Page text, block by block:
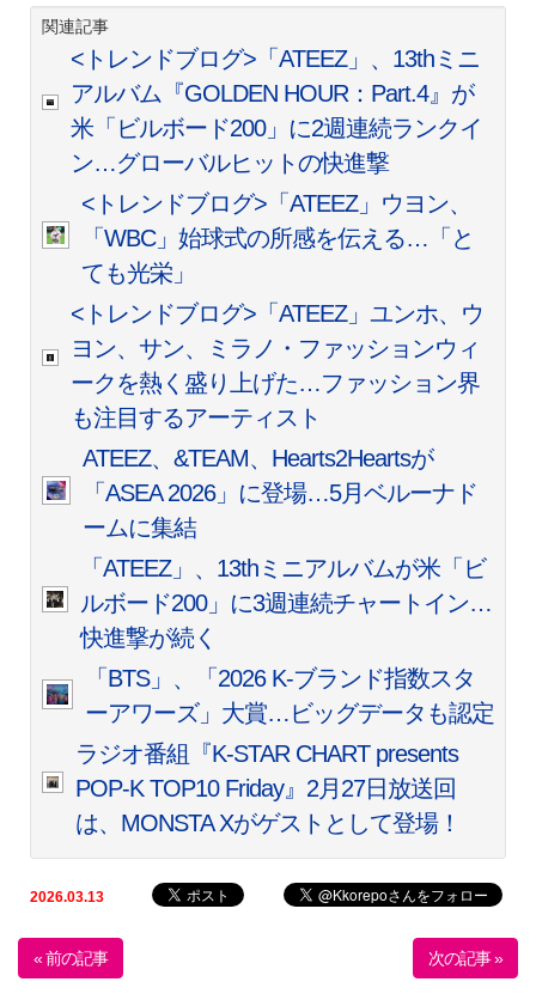
関連記事
<トレンドブログ>「ATEEZ」、13thミニ
アルバム『GOLDEN HOUR：Part.4』が
米「ビルボード200」に2週連続ランクイ
ン…グローバルヒットの快進撃
<トレンドブログ>「ATEEZ」ウヨン、
「WBC」始球式の所感を伝える…「と
ても光栄」
<トレンドブログ>「ATEEZ」ユンホ、ウ
ヨン、サン、ミラノ・ファッションウィ
ークを熱く盛り上げた…ファッション界
も注目するアーティスト
ATEEZ、&TEAM、Hearts2Heartsが
「ASEA 2026」に登場…5月ベルーナド
ームに集結
「ATEEZ」、13thミニアルバムが米「ビ
ルボード200」に3週連続チャートイン…
快進撃が続く
「BTS」、「2026 K-ブランド指数スタ
ーアワーズ」大賞…ビッグデータも認定
ラジオ番組『K-STAR CHART presents
POP-K TOP10 Friday』2月27日放送回
は、MONSTA Xがゲストとして登場！
2026.03.13
« 前の記事 次の記事 »